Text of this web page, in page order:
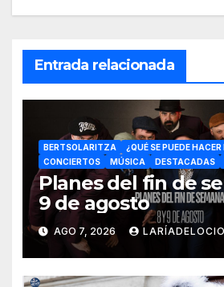
Entrada relacionada
BERTSOLARITZA ¿QUÉ SE PUEDE HACER
CONCIERTOS
MÚSICA DESTACADAS
Planes del fin de
9 de agosto
AGO 7, 2026 LARÍADELOCIO